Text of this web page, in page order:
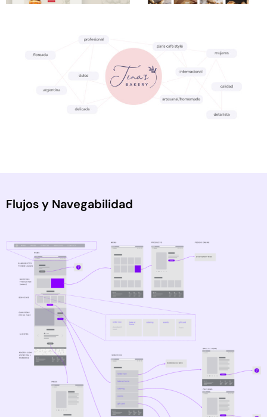
Flujos y Navegabilidad